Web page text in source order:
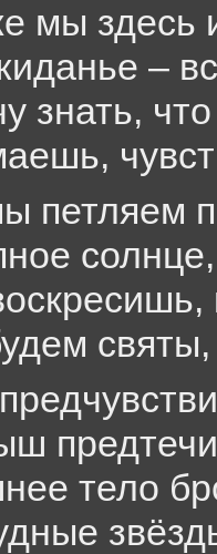
мы здесь
–
знать,
петляем
святы,
тело